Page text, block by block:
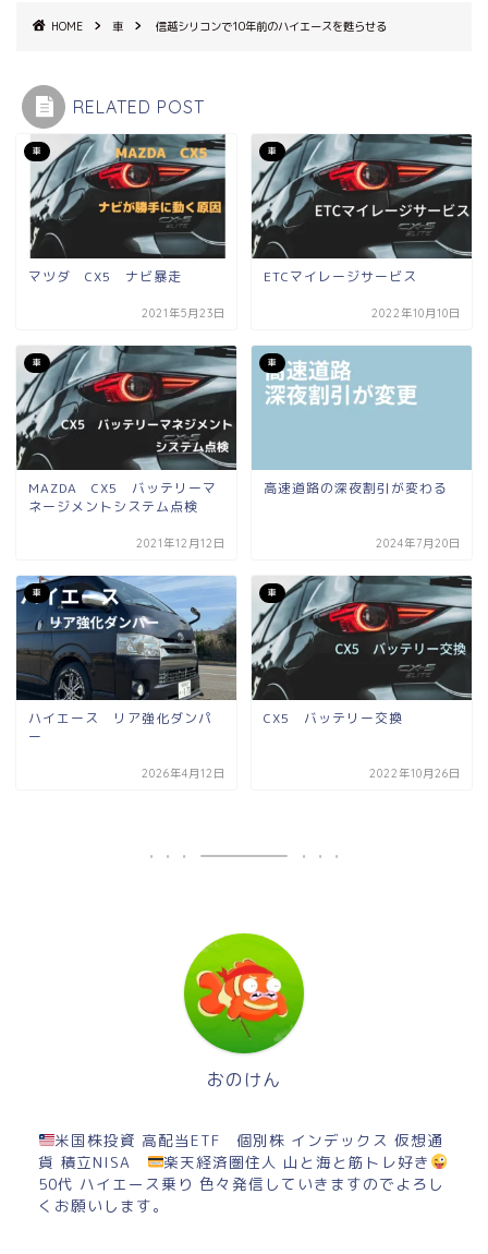
HOME 車 信越シリコンで10年前のハイエースを甦らせる
RELATED POST
車
マツダ CX5 ナビ暴走
2021年5月23日
車
ETCマイレージサービス
2022年10月10日
車
MAZDA CX5 バッテリーマ
ネージメントシステム点検
2021年12月12日
車
高速道路の深夜割引が変わる
2024年7月20日
車
ハイエース リア強化ダンパ
ー
2026年4月12日
車
CX5 バッテリー交換
2022年10月26日
おのけん
米国株投資 高配当ETF 個別株 インデックス 仮想通
貨 積立NISA
楽天経済圏住人 山と海と筋トレ好き
50代 ハイエース乗り 色々発信していきますのでよろし
くお願いします。